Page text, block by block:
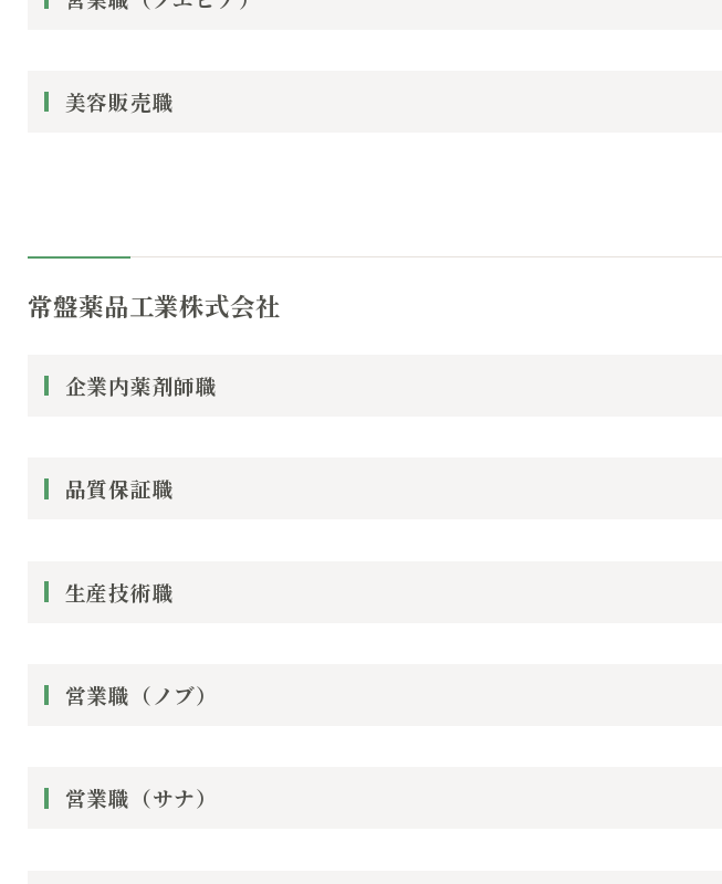
美容販売職
常盤薬品工業株式会社
企業内薬剤師職
品質保証職
生産技術職
営業職（ノブ）
営業職（サナ）